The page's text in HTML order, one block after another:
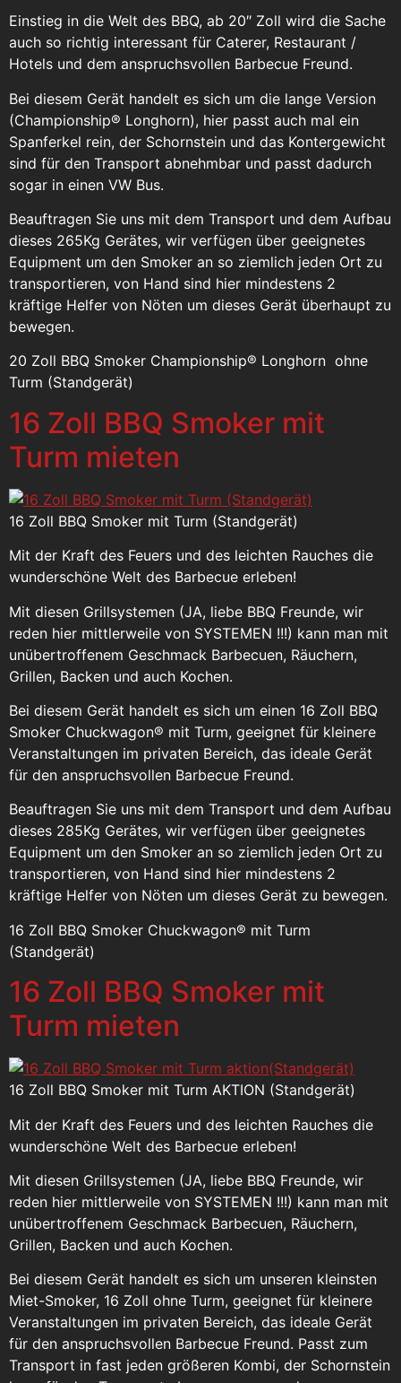
Einstieg in die Welt des BBQ, ab 20″ Zoll wird die Sache
auch so richtig interessant für Caterer, Restaurant /
Hotels und dem anspruchsvollen Barbecue Freund.
Bei diesem Gerät handelt es sich um die lange Version
(Championship® Longhorn), hier passt auch mal ein
Spanferkel rein, der Schornstein und das Kontergewicht
sind für den Transport abnehmbar und passt dadurch
sogar in einen VW Bus.
Beauftragen Sie uns mit dem Transport und dem Aufbau
dieses 265Kg Gerätes, wir verfügen über geeignetes
Equipment um den Smoker an so ziemlich jeden Ort zu
transportieren, von Hand sind hier mindestens 2
kräftige Helfer von Nöten um dieses Gerät überhaupt zu
bewegen.
20 Zoll BBQ Smoker Championship® Longhorn ohne
Turm (Standgerät)
16 Zoll BBQ Smoker mit
Turm mieten
16 Zoll BBQ Smoker mit Turm (Standgerät)
Mit der Kraft des Feuers und des leichten Rauches die
wunderschöne Welt des Barbecue erleben!
Mit diesen Grillsystemen (JA, liebe BBQ Freunde, wir
reden hier mittlerweile von SYSTEMEN !!!) kann man mit
unübertroffenem Geschmack Barbecuen, Räuchern,
Grillen, Backen und auch Kochen.
Bei diesem Gerät handelt es sich um einen 16 Zoll BBQ
Smoker Chuckwagon® mit Turm, geeignet für kleinere
Veranstaltungen im privaten Bereich, das ideale Gerät
für den anspruchsvollen Barbecue Freund.
Beauftragen Sie uns mit dem Transport und dem Aufbau
dieses 285Kg Gerätes, wir verfügen über geeignetes
Equipment um den Smoker an so ziemlich jeden Ort zu
transportieren, von Hand sind hier mindestens 2
kräftige Helfer von Nöten um dieses Gerät zu bewegen.
16 Zoll BBQ Smoker Chuckwagon® mit Turm
(Standgerät)
16 Zoll BBQ Smoker mit
Turm mieten
16 Zoll BBQ Smoker mit Turm AKTION (Standgerät)
Mit der Kraft des Feuers und des leichten Rauches die
wunderschöne Welt des Barbecue erleben!
Mit diesen Grillsystemen (JA, liebe BBQ Freunde, wir
reden hier mittlerweile von SYSTEMEN !!!) kann man mit
unübertroffenem Geschmack Barbecuen, Räuchern,
Grillen, Backen und auch Kochen.
Bei diesem Gerät handelt es sich um unseren kleinsten
Miet-Smoker, 16 Zoll ohne Turm, geeignet für kleinere
Veranstaltungen im privaten Bereich, das ideale Gerät
für den anspruchsvollen Barbecue Freund. Passt zum
Transport in fast jeden größeren Kombi, der Schornstein